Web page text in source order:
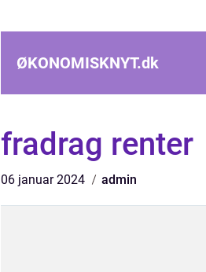
ØKONOMISKNYT.dk
fradrag renter
06 januar 2024 admin